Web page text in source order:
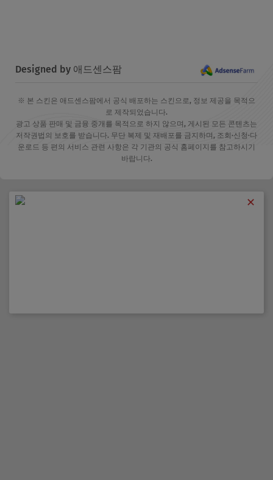
Designed by 애드센스팜
※ 본 스킨은 애드센스팜에서 공식 배포하는 스킨으로, 정보 제공을 목적으
로 제작되었습니다.
광고 상품 판매 및 금융 중개를 목적으로 하지 않으며, 게시된 모든 콘텐츠는
저작권법의 보호를 받습니다. 무단 복제 및 재배포를 금지하며, 조회·신청·다
운로드 등 편의 서비스 관련 사항은 각 기관의 공식 홈페이지를 참고하시기
바랍니다.
✕